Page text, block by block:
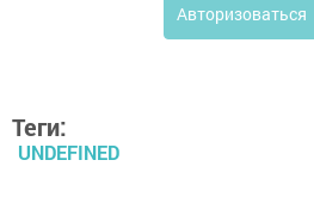
Авторизоваться
Теги:
UNDEFINED